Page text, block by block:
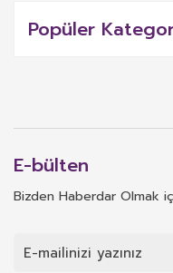
Popüler
E-bülten
Bizden Haberdar Olmak